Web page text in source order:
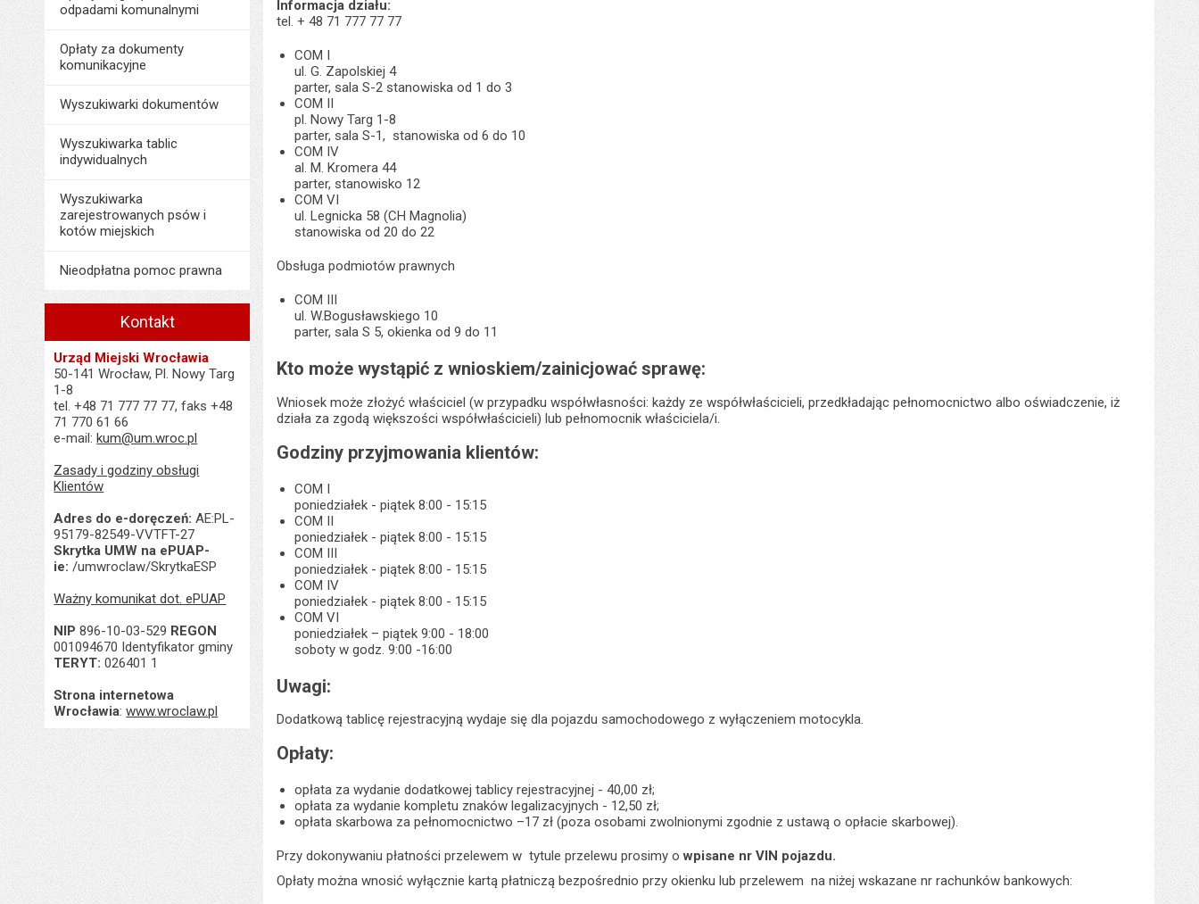
odpadami komunalnymi
Opłaty za dokumenty
komunikacyjne
Wyszukiwarki dokumentów
Wyszukiwarka tablic
indywidualnych
Wyszukiwarka
zarejestrowanych psów i
kotów miejskich
Nieodpłatna pomoc prawna
Kontakt
Urząd Miejski Wrocławia
50-141 Wrocław, Pl. Nowy Targ
1-8
tel. +48 71 777 77 77, faks +48
71 770 61 66
e-mail:kum@um.wroc.pl
Zasady i godziny obsługi
Klientów
Adres do e-doręczeń: AE:PL-
95179-82549-VVTFT-27
Skrytka UMW na ePUAP-
ie: /umwroclaw/SkrytkaESP
Ważny komunikat dot. ePUAP
NIP 896-10-03-529 REGON
001094670 Identyfikator gminy
TERYT: 026401 1
Strona internetowa
Wrocławia:www.wroclaw.pl
Informacja działu:
tel. + 48 71 777 77 77
COM I
ul. G. Zapolskiej 4
parter, sala S-2 stanowiska od 1 do 3
COM II
pl. Nowy Targ 1-8
parter, sala S-1, stanowiska od 6 do 10
COM IV
al. M. Kromera 44
parter, stanowisko 12
COM VI
ul. Legnicka 58 (CH Magnolia)
stanowiska od 20 do 22
Obsługa podmiotów prawnych
COM III
ul. W.Bogusławskiego 10
parter, sala S 5, okienka od 9 do 11
Kto może wystąpić z wnioskiem/zainicjować sprawę:
Wniosek może złożyć właściciel (w przypadku współwłasności: każdy ze współwłaścicieli, przedkładając pełnomocnictwo albo oświadczenie, iż
działa za zgodą większości współwłaścicieli) lub pełnomocnik właściciela/i.
Godziny przyjmowania klientów:
COM I
poniedziałek - piątek 8:00 - 15:15
COM II
poniedziałek - piątek 8:00 - 15:15
COM III
poniedziałek - piątek 8:00 - 15:15
COM IV
poniedziałek - piątek 8:00 - 15:15
COM VI
poniedziałek – piątek 9:00 - 18:00
soboty w godz. 9:00 -16:00
Uwagi:
Dodatkową tablicę rejestracyjną wydaje się dla pojazdu samochodowego z wyłączeniem motocykla.
Opłaty:
opłata za wydanie dodatkowej tablicy rejestracyjnej - 40,00 zł;
opłata za wydanie kompletu znaków legalizacyjnych - 12,50 zł;
opłata skarbowa za pełnomocnictwo –17 zł (poza osobami zwolnionymi zgodnie z ustawą o opłacie skarbowej).
Przy dokonywaniu płatności przelewem w tytule przelewu prosimy o wpisane nr VIN pojazdu.
Opłaty można wnosić wyłącznie kartą płatniczą bezpośrednio przy okienku lub przelewem na niżej wskazane nr rachunków bankowych: